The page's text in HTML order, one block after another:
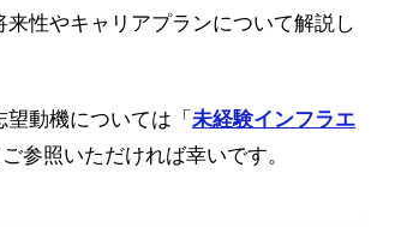
性やキャリアプランについて解説し
動機については「 未経験インフラエ
参照いただければ幸いです。